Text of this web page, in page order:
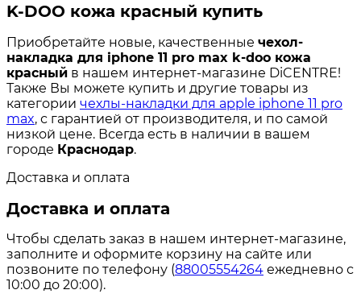
K-DOO кожа красный купить
Приобретайте новые, качественные чехол-
накладка для iphone 11 pro max k-doo кожа
красный в нашем интернет-магазине DiCENTRE!
Также Вы можете купить и другие товары из
категории чехлы-накладки для apple iphone 11 pro
max, с гарантией от производителя, и по самой
низкой цене. Всегда есть в наличии в вашем
городе Краснодар.
Доставка и оплата
Доставка и оплата
Чтобы сделать заказ в нашем интернет-магазине,
заполните и оформите корзину на сайте или
позвоните по телефону (88005554264 ежедневно с
10:00 до 20:00).